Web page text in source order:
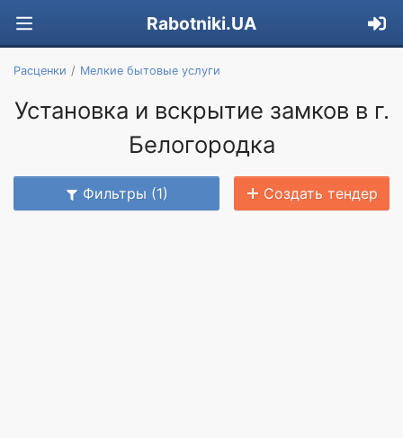
Rabotniki.UA
Расценки Мелкие бытовые услуги
Установка и вскрытие замков в г.
Белогородка
Фильтры (1) Создать тендер